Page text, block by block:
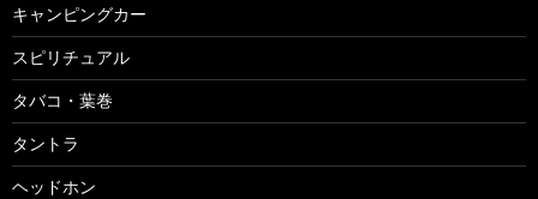
キャンピングカー
スピリチュアル
タバコ・葉巻
タントラ
ヘッドホン